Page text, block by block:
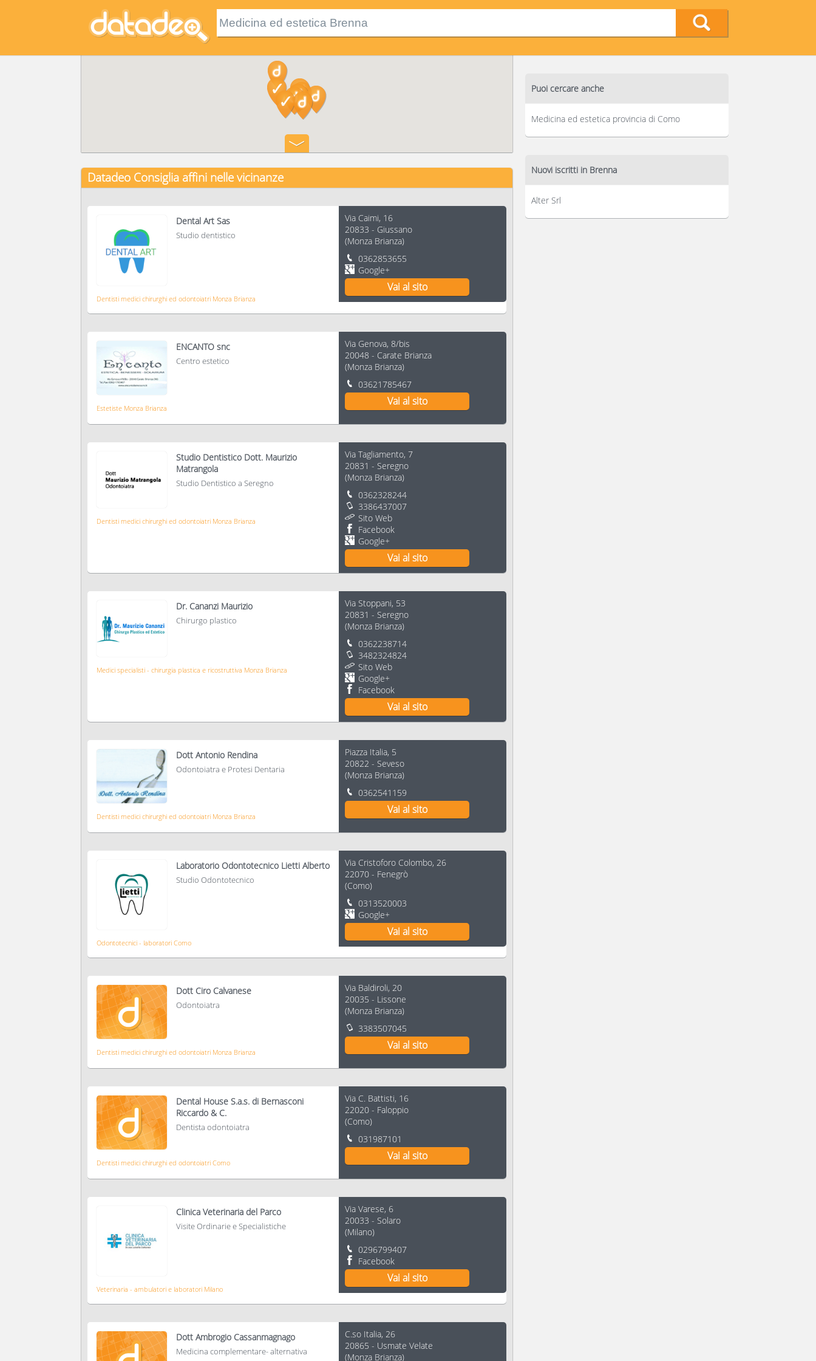
Datadeo Consiglia affini nelle vicinanze
Dental Art Sas
Studio dentistico
Dentisti medici chirurghi ed odontoiatri Monza Brianza
Via Caimi, 16
20833 - Giussano
(Monza Brianza)
0362853655
Google+
Vai al sito
ENCANTO snc
Centro estetico
Estetiste Monza Brianza
Via Genova, 8/bis
20048 - Carate Brianza
(Monza Brianza)
03621785467
Vai al sito
Studio Dentistico Dott. Maurizio
Matrangola
Studio Dentistico a Seregno
Dentisti medici chirurghi ed odontoiatri Monza Brianza
Via Tagliamento, 7
20831 - Seregno
(Monza Brianza)
0362328244
3386437007
Sito Web
Facebook
Google+
Vai al sito
Dr. Cananzi Maurizio
Chirurgo plastico
Medici specialisti - chirurgia plastica e ricostruttiva Monza Brianza
Via Stoppani, 53
20831 - Seregno
(Monza Brianza)
0362238714
3482324824
Sito Web
Google+
Facebook
Vai al sito
Dott Antonio Rendina
Odontoiatra e Protesi Dentaria
Dentisti medici chirurghi ed odontoiatri Monza Brianza
Piazza Italia, 5
20822 - Seveso
(Monza Brianza)
0362541159
Vai al sito
Laboratorio Odontotecnico Lietti Alberto
Studio Odontotecnico
Odontotecnici - laboratori Como
Via Cristoforo Colombo, 26
22070 - Fenegrò
(Como)
0313520003
Google+
Vai al sito
Dott Ciro Calvanese
Odontoiatra
Dentisti medici chirurghi ed odontoiatri Monza Brianza
Via Baldiroli, 20
20035 - Lissone
(Monza Brianza)
3383507045
Vai al sito
Dental House S.a.s. di Bernasconi
Riccardo & C.
Dentista odontoiatra
Dentisti medici chirurghi ed odontoiatri Como
Via C. Battisti, 16
22020 - Faloppio
(Como)
031987101
Vai al sito
Clinica Veterinaria del Parco
Visite Ordinarie e Specialistiche
Veterinaria - ambulatori e laboratori Milano
Via Varese, 6
20033 - Solaro
(Milano)
0296799407
Facebook
Vai al sito
Dott Ambrogio Cassanmagnago
Medicina complementare- alternativa
C.so Italia, 26
20865 - Usmate Velate
(Monza Brianza)
Puoi cercare anche
Medicina ed estetica provincia di Como
Nuovi iscritti in Brenna
Alter Srl